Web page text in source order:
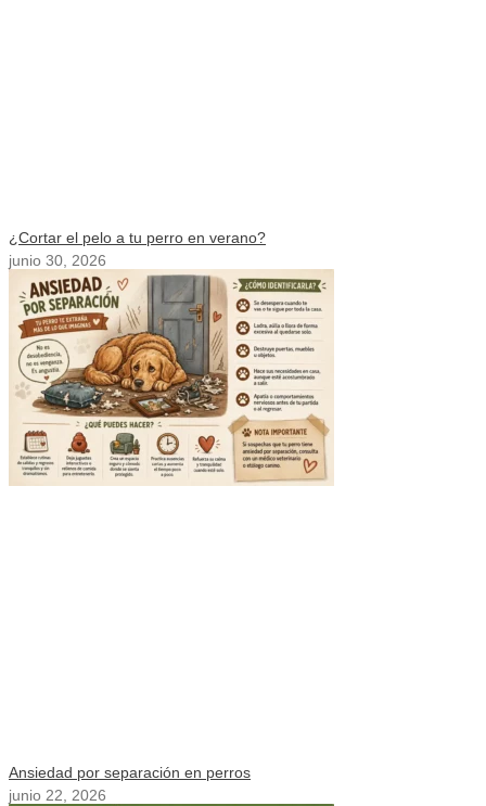
¿Cortar el pelo a tu perro en verano?
junio 30, 2026
Ansiedad por separación en perros
junio 22, 2026